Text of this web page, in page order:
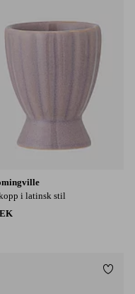
i latinsk stil